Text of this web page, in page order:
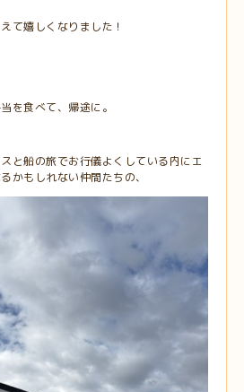
て嬉しくなりました！
を食べて、帰途に。
と船の旅でお行儀よくしている内にエ
かもしれない仲間たちの、